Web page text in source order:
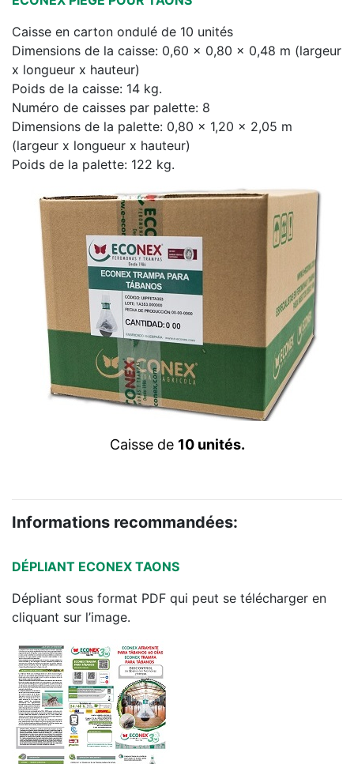
Caisse en carton ondulé de 10 unités
Dimensions de la caisse: 0,60 x 0,80 x 0,48 m (largeur
x longueur x hauteur)
Poids de la caisse: 14 kg.
Numéro de caisses par palette: 8
Dimensions de la palette: 0,80 x 1,20 x 2,05 m
(largeur x longueur x hauteur)
Poids de la palette: 122 kg.
Caisse de 10 unités.
Informations recommandées:
DÉPLIANT ECONEX TAONS
Dépliant sous format PDF qui peut se télécharger en
cliquant sur l’image.